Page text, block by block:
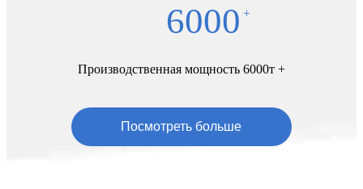
6000 +
Производственная мощность 6000т +
Посмотреть больше